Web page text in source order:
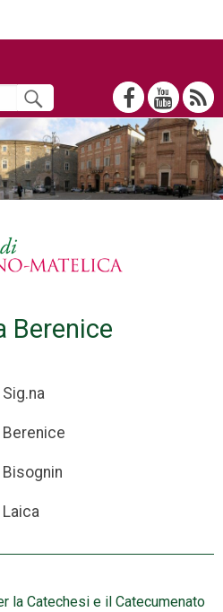
Berenice
Sig.na
Berenice
Bisognin
Laica
la Catechesi e il Catecumenato